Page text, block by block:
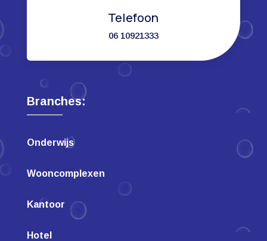
Telefoon
06 10921333
Branches:
Onderwijs
Wooncomplexen
Kantoor
Hotel